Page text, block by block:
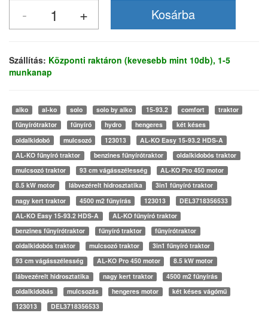
Szállítás: Központi raktáron (kevesebb mint 10db), 1-5
munkanap
alko al-ko solo solo by alko 15-93.2 comfort
traktor
fűnyírótraktor
fűnyíró hydro hengeres
két késes
oldalkidobó
mulcsozó 123013
AL-KO Easy 15-93.2 HDS-A
AL-KO fűnyíró traktor
benzines fűnyírótraktor
oldalkidobós traktor
mulcsozó traktor
93 cm vágásszélesség
AL-KO Pro 450 motor
8.5 kW motor
lábvezérelt hidrosztatika
3in1 fűnyíró traktor
nagy kert traktor
4500 m2 fűnyírás 123013
DEL3718356533
AL-KO Easy 15-93.2 HDS-A
AL-KO fűnyíró traktor
benzines fűnyírótraktor
fűnyíró traktor
fűnyírótraktor
oldalkidobós traktor
mulcsozó traktor
3in1 fűnyíró traktor
93 cm vágásszélesség
AL-KO Pro 450 motor
8.5 kW motor
lábvezérelt hidrosztatika
nagy kert traktor
4500 m2 fűnyírás
oldalkidobás
mulcsozás hengeres motor
két késes vágómű
123013
DEL3718356533